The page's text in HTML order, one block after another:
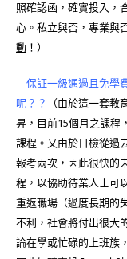
照確認函，確實投入，
心。私立與否，專業與
動 ！）
保証一級通過且免學
呢？？
（由於這一套
昇，目前15個月之課程
課程。又由於日檢從過
報考兩次，因此很快的
程，以協助待業人士可
重返職場（過度長期的
不利，社會將付出很大
論在學或忙碌的上班族